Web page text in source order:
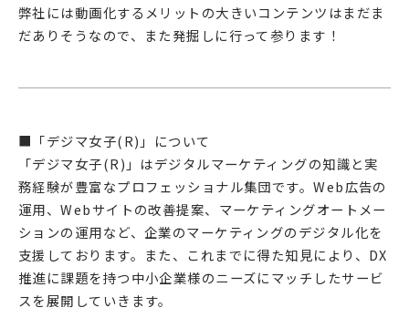
弊社には動画化するメリットの大きいコンテンツはまだま
だありそうなので、また発掘しに行って参ります！
■「デジマ女子(R)」について
「デジマ女子(R)」はデジタルマーケティングの知識と実
務経験が豊富なプロフェッショナル集団です。Web広告の
運用、Webサイトの改善提案、マーケティングオートメー
ションの運用など、企業のマーケティングのデジタル化を
支援しております。また、これまでに得た知見により、DX
推進に課題を持つ中小企業様のニーズにマッチしたサービ
スを展開していきます。